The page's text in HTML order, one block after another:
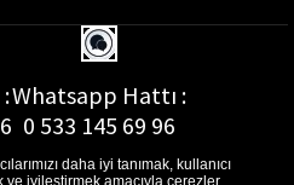
Whatsapp Hattı :
0 533 145 69 96
daha iyi tanımak, kullanıcı
iyileştirmek amacıyla çerezler